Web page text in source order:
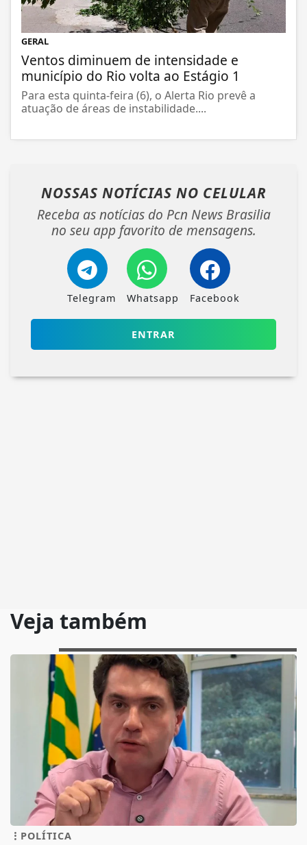
GERAL
Ventos diminuem de intensidade e
município do Rio volta ao Estágio 1
Para esta quinta-feira (6), o Alerta Rio prevê a
atuação de áreas de instabilidade....
NOSSAS NOTÍCIAS NO CELULAR
Receba as notícias do Pcn News Brasilia
no seu app favorito de mensagens.
Telegram Whatsapp Facebook
ENTRAR
Veja também
POLÍTICA